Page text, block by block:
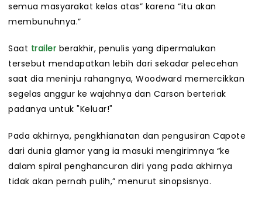
semua masyarakat kelas atas” karena “itu akan
membunuhnya.”
Saat trailer berakhir, penulis yang dipermalukan
tersebut mendapatkan lebih dari sekadar pelecehan
saat dia meninju rahangnya, Woodward memercikkan
segelas anggur ke wajahnya dan Carson berteriak
padanya untuk "Keluar!"
Pada akhirnya, pengkhianatan dan pengusiran Capote
dari dunia glamor yang ia masuki mengirimnya “ke
dalam spiral penghancuran diri yang pada akhirnya
tidak akan pernah pulih,” menurut sinopsisnya.